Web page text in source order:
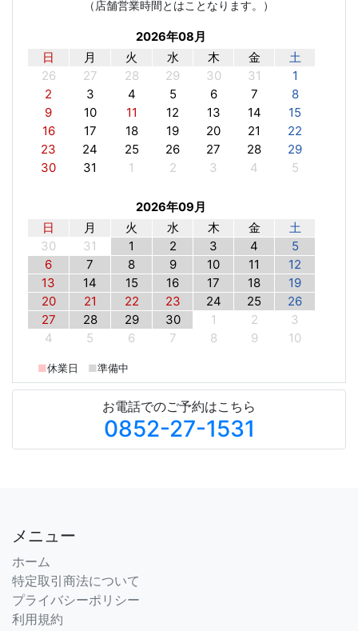
（店舗営業時間とはことなります。）
2026年08月
日 月 火 水 木 金
土
26
27 28 29 30 31
1
2
3 4 5 6 7
8
9
10 11 12 13 14
15
16
17 18 19 20 21
22
23
24 25 26 27 28
29
30
31 1 2 3 4 5
2026年09月
日 月 火 水 木 金
土
30
31 1 2 3 4
5
6
7 8 9 10 11
12
13
14 15 16 17 18
19
20
21 22 23 24 25
26
27
28 29 30 1 2
3
4
5 6 7 8 9 10
■休業日 ■準備中
お電話でのご予約はこちら
0852-27-1531
メニュー
ホーム
特定取引商法について
プライバシーポリシー
利用規約